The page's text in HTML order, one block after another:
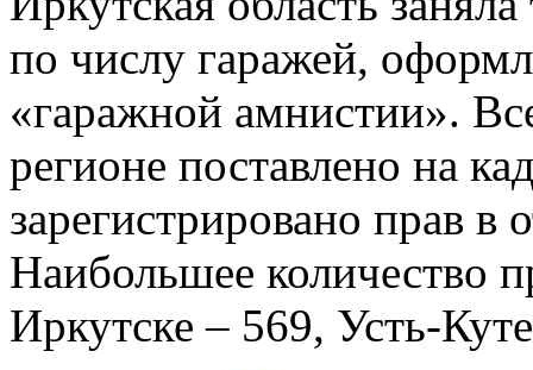
по числу гаражей,
«гаражной амнистии».
регионе поставлено на
зарегистрировано прав
Наибольшее количество
Иркутске – 569, Усть-